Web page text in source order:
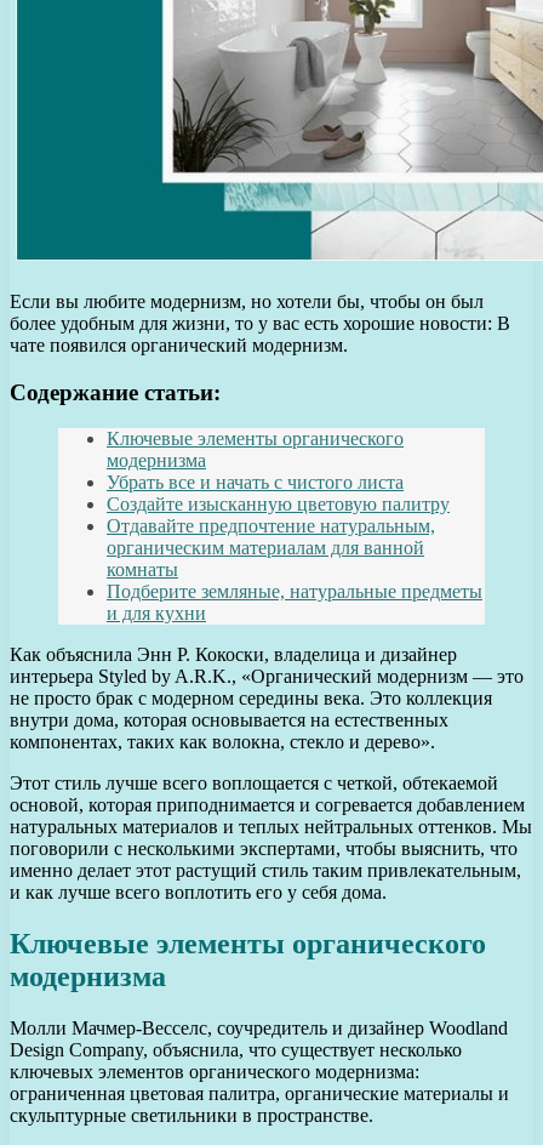
Если вы любите модернизм, но хотели бы, чтобы он был
более удобным для жизни, то у вас есть хорошие новости: В
чате появился органический модернизм.
Содержание статьи:
Ключевые элементы органического
модернизма
Убрать все и начать с чистого листа
Создайте изысканную цветовую палитру
Отдавайте предпочтение натуральным,
органическим материалам для ванной
комнаты
Подберите земляные, натуральные предметы
и для кухни
Как объяснила Энн Р. Кокоски, владелица и дизайнер
интерьера Styled by A.R.K., «Органический модернизм — это
не просто брак с модерном середины века. Это коллекция
внутри дома, которая основывается на естественных
компонентах, таких как волокна, стекло и дерево».
Этот стиль лучше всего воплощается с четкой, обтекаемой
основой, которая приподнимается и согревается добавлением
натуральных материалов и теплых нейтральных оттенков. Мы
поговорили с несколькими экспертами, чтобы выяснить, что
именно делает этот растущий стиль таким привлекательным,
и как лучше всего воплотить его у себя дома.
Ключевые элементы органического
модернизма
Молли Мачмер-Весселс, соучредитель и дизайнер Woodland
Design Company, объяснила, что существует несколько
ключевых элементов органического модернизма:
ограниченная цветовая палитра, органические материалы и
скульптурные светильники в пространстве.